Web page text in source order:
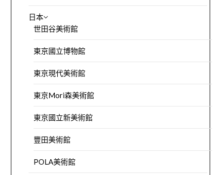
日本
世田谷美術館
東京國立博物館
東京現代美術館
東京Mori森美術館
東京國立新美術館
豐田美術館
POLA美術館